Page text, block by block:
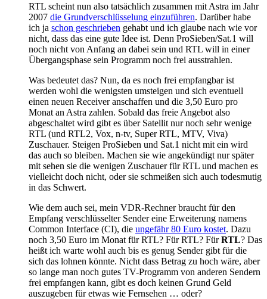
RTL scheint nun also tatsächlich zusammen mit Astra im Jahr
2007 die Grundverschlüsselung einzuführen. Darüber habe
ich ja schon geschrieben gehabt und ich glaube nach wie vor
nicht, dass das eine gute Idee ist. Denn ProSieben/Sat.1 will
noch nicht von Anfang an dabei sein und RTL will in einer
Übergangsphase sein Programm noch frei ausstrahlen.
Was bedeutet das? Nun, da es noch frei empfangbar ist
werden wohl die wenigsten umsteigen und sich eventuell
einen neuen Receiver anschaffen und die 3,50 Euro pro
Monat an Astra zahlen. Sobald das freie Angebot also
abgeschaltet wird gibt es über Satellit nur noch sehr wenige
RTL (und RTL2, Vox, n-tv, Super RTL, MTV, Viva)
Zuschauer. Steigen ProSieben und Sat.1 nicht mit ein wird
das auch so bleiben. Machen sie wie angekündigt nur später
mit sehen sie die wenigen Zuschauer für RTL und machen es
vielleicht doch nicht, oder sie schmeißen sich auch todesmutig
in das Schwert.
Wie dem auch sei, mein VDR-Rechner braucht für den
Empfang verschlüsselter Sender eine Erweiterung namens
Common Interface (CI), die ungefähr 80 Euro kostet. Dazu
noch 3,50 Euro im Monat für RTL? Für RTL? FürRTL? Das
heißt ich warte wohl auch bis es genug Sender gibt für die
sich das lohnen könnte. Nicht dass Betrag zu hoch wäre, aber
so lange man noch gutes TV-Programm von anderen Sendern
frei empfangen kann, gibt es doch keinen Grund Geld
auszugeben für etwas wie Fernsehen … oder?